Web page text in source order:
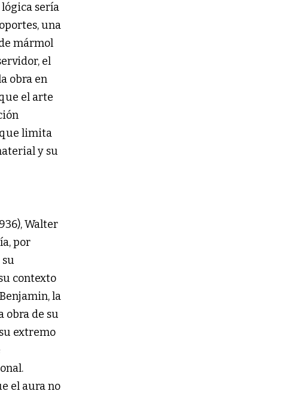
sería
una
mármol
el
obra en
el arte
que limita
y su
Walter
por
contexto
la
obra de su
extremo
el aura no